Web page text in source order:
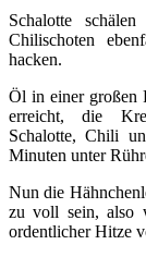
Schalotte
Chilischoten
hacken.
Öl in einer großen
erreicht, die
Schalotte, Chili
Minuten unter
Nun die
zu voll sein, also
ordentlicher Hitze